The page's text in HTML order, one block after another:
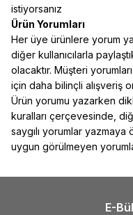
istiyorsanız
Ürün Yorumları
Her üye ürünlere yorum
diğer kullanıcılarla
olacaktır. Müşteri
için daha bilinçli alışveriş
Ürün yorumu yazarken
kuralları çerçevesinde,
saygılı yorumlar
uygun görülmeyen
E-